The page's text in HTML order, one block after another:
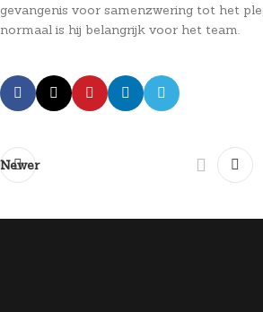
gevangenis voor samenzwering tot het
normaal is hij belangrijk voor het team.
Newer